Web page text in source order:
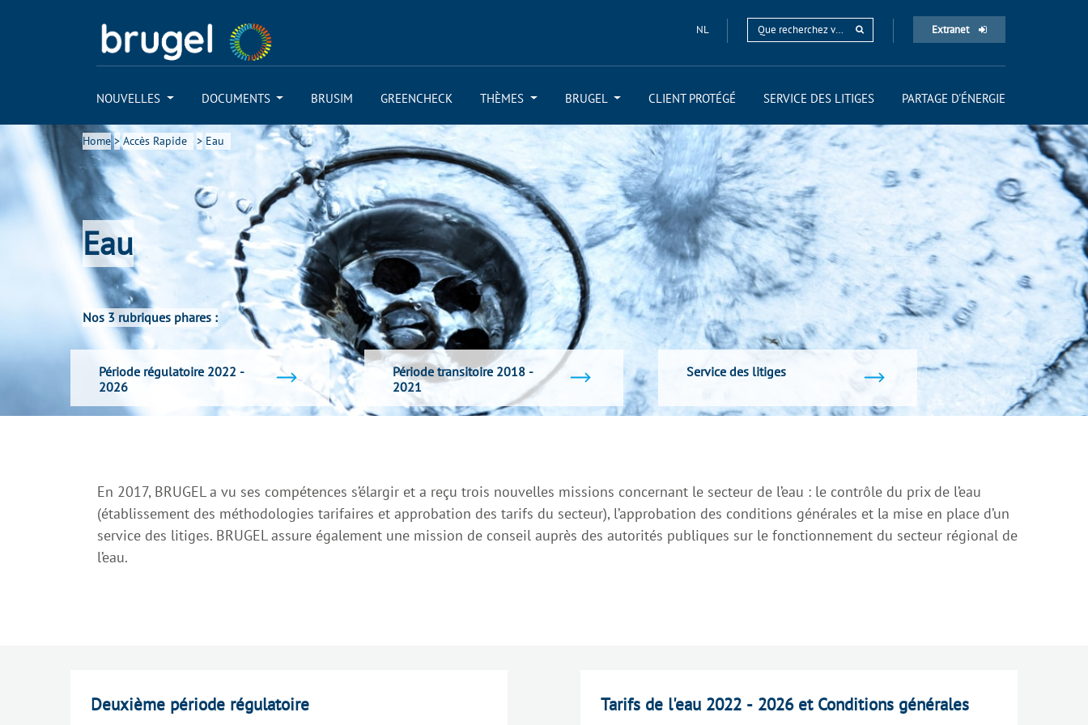
NL Extranet
NOUVELLES DOCUMENTS BRUSIM GREENCHECK THÈMES BRUGEL CLIENT PROTÉGÉ SERVICE DES LITIGES PARTAGE D'ÉNERGIE
Home > Accès Rapide > Eau
Eau
Nos 3 rubriques phares :
Période régulatoire 2022 -
2026
Période transitoire 2018 -
2021
Service des litiges
En 2017, BRUGEL a vu ses compétences s’élargir et a reçu trois nouvelles missions concernant le secteur de l’eau : le contrôle du prix de l’eau
(établissement des méthodologies tarifaires et approbation des tarifs du secteur), l’approbation des conditions générales et la mise en place d’un
service des litiges. BRUGEL assure également une mission de conseil auprès des autorités publiques sur le fonctionnement du secteur régional de
l’eau.
Deuxième période régulatoire Tarifs de l'eau 2022 - 2026 et Conditions générales